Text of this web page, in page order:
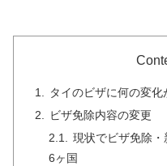
タイのビザに何の変化
ビザ免除内容の変更
現状でビザ免除
6ヶ国